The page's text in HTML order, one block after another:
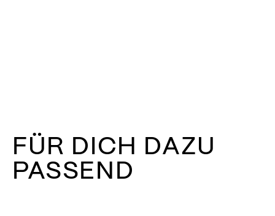
FÜR DICH DAZU
PASSEND